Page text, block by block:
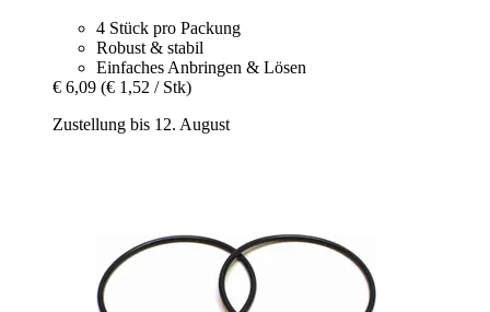
4 Stück pro Packung
Robust & stabil
Einfaches Anbringen & Lösen
€ 6,09 (€ 1,52 / Stk)
Zustellung bis 12. August